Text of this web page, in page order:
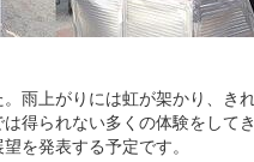
雨上がりには虹が架かり、き
得られない多くの体験をして
を発表する予定です。